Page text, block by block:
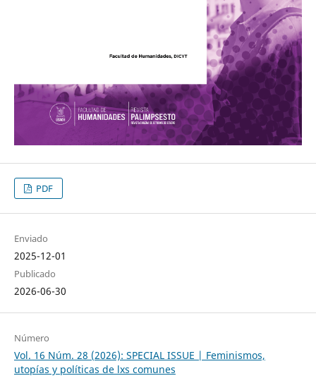
PDF
Enviado
2025-12-01
Publicado
2026-06-30
Número
Vol. 16 Núm. 28 (2026): SPECIAL ISSUE | Feminismos,
utopías y políticas de lxs comunes